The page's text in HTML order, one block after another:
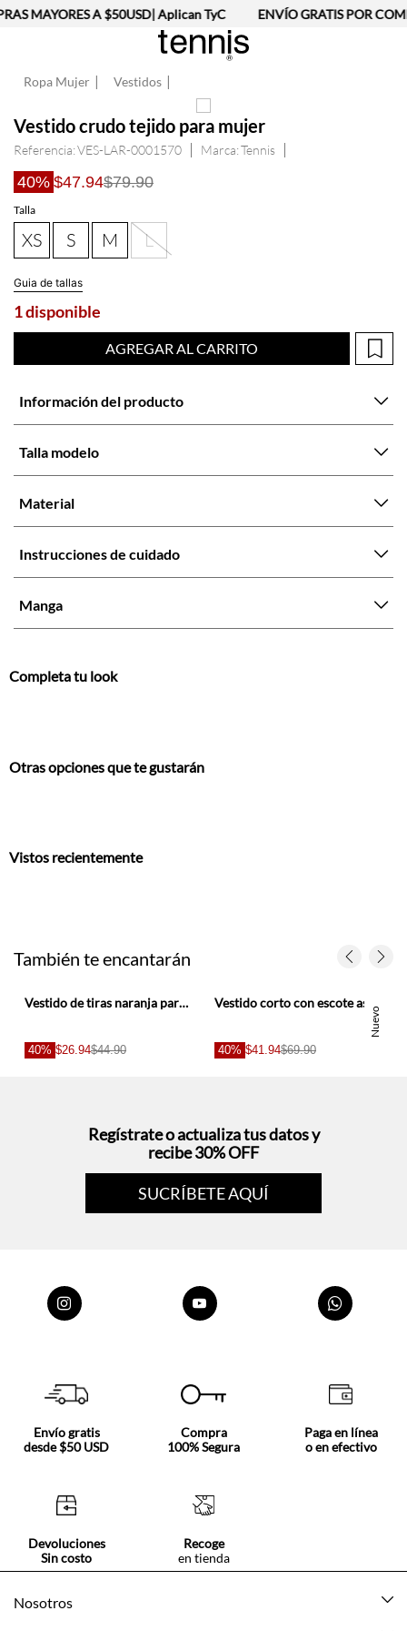
MAYORES A $50USD| Aplican TyC ENVÍO GRATIS POR
Ropa Mujer Vestidos
Vestido crudo tejido para mujer
Referencia:VES-LAR-0001570 Tennis
40% $47.94$79.90
Talla
XS S M L
Guia de tallas
1 disponible
AGREGAR AL CARRITO
Información del producto
Talla modelo
Material
Instrucciones de cuidado
Manga
Completa tu look
Otras opciones que te gustarán
Vistos recientemente
También te encantarán
Vestido de tiras naranja para mujer
40% $26.94$44.90
Nuevo
Vestido corto con escote asimétrico en algodón verde salvia para mujer
40% $41.94$69.90
Regístrate o actualiza tus datos y
recibe 30% OFF
SUCRÍBETE AQUÍ
Envío gratis
desde $50 USD
Compra
100% Segura
Paga en línea
o en efectivo
Devoluciones
Sin costo
Recoge
en tienda
Nosotros